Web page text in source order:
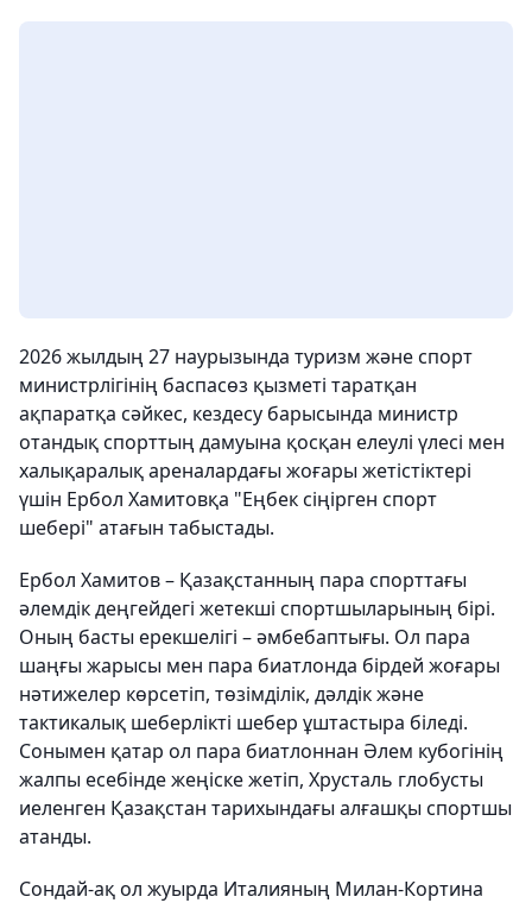
2026 жылдың 27 наурызында туризм және спорт
министрлігінің баспасөз қызметі таратқан
ақпаратқа сәйкес, кездесу барысында министр
отандық спорттың дамуына қосқан елеулі үлесі мен
халықаралық ареналардағы жоғары жетістіктері
үшін Ербол Хамитовқа "Еңбек сіңірген спорт
шебері" атағын табыстады.
Ербол Хамитов – Қазақстанның пара спорттағы
әлемдік деңгейдегі жетекші спортшыларының бірі.
Оның басты ерекшелігі – әмбебаптығы. Ол пара
шаңғы жарысы мен пара биатлонда бірдей жоғары
нәтижелер көрсетіп, төзімділік, дәлдік және
тактикалық шеберлікті шебер ұштастыра біледі.
Сонымен қатар ол пара биатлоннан Әлем кубогінің
жалпы есебінде жеңіске жетіп, Хрусталь глобусты
иеленген Қазақстан тарихындағы алғашқы спортшы
атанды.
Сондай-ақ ол жуырда Италияның Милан-Кортина